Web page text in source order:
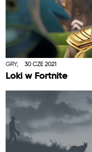
GRY, 30 CZE 2021
Loki w Fortnite